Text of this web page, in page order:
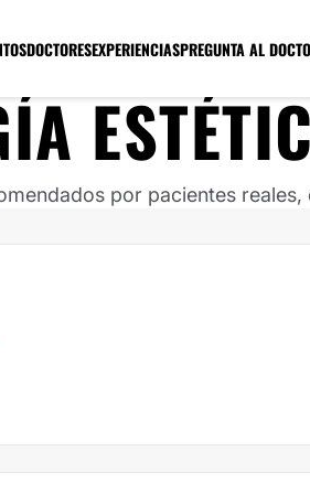
DOCTORESEXPERIENCIASPREGUNTA AL
por pacientes